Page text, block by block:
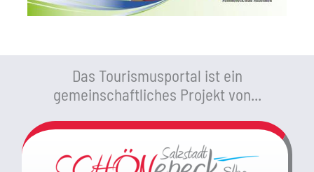
Das Tourismusportal ist ein
gemeinschaftliches Projekt von...